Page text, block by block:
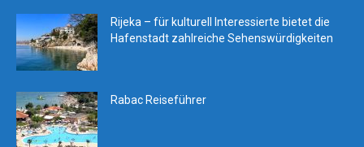
Rijeka – für kulturell Interessierte bietet die
Hafenstadt zahlreiche Sehenswürdigkeiten
Rabac Reiseführer